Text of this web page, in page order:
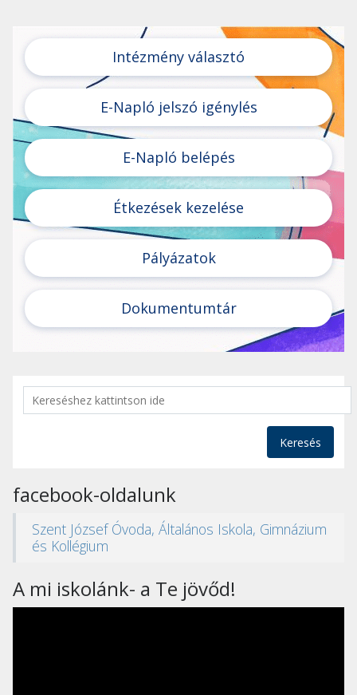
Intézmény választó
E-Napló jelszó igénylés
E-Napló belépés
Étkezések kezelése
Pályázatok
Dokumentumtár
Keresés
facebook-oldalunk
Szent József Óvoda, Általános Iskola, Gimnázium
és Kollégium
A mi iskolánk- a Te jövőd!